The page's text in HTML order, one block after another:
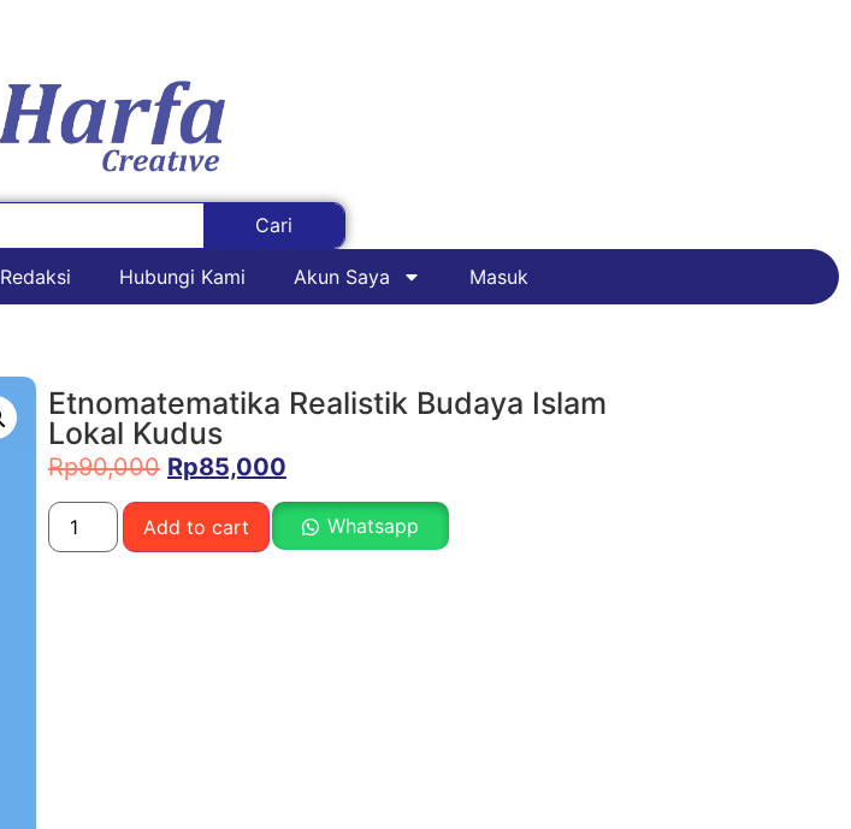
Cari
Redaksi Hubungi Kami Akun Saya Masuk
Etnomatematika Realistik Budaya Islam
Lokal Kudus
Rp90,000 Rp85,000
Add to cart Whatsapp